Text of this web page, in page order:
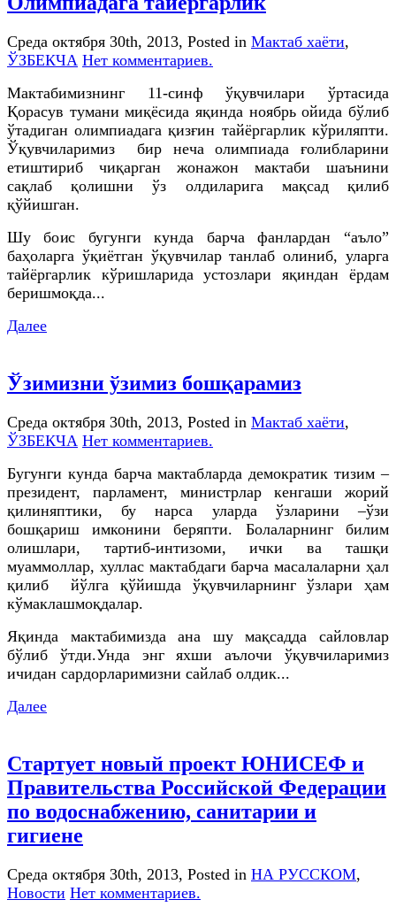
Среда октября 30th, 2013, Posted in Мактаб хаёти,
ЎЗБЕКЧА Нет комментариев.
Мактабимизнинг 11-синф ўқувчилари ўртасида
Қорасув тумани миқёсида яқинда ноябрь ойида бўлиб
ўтадиган олимпиадага қизғин тайёргарлик кўриляпти.
Ўқувчиларимиз бир неча олимпиада ғолибларини
етиштириб чиқарган жонажон мактаби шаънини
сақлаб қолишни ўз олдиларига мақсад қилиб
қўйишган.
Шу боис бугунги кунда барча фанлардан “аъло”
баҳоларга ўқиётган ўқувчилар танлаб олиниб, уларга
тайёргарлик кўришларида устозлари яқиндан ёрдам
беришмоқда...
Далее
Ўзимизни ўзимиз бошқарамиз
Среда октября 30th, 2013, Posted in Мактаб хаёти,
ЎЗБЕКЧА Нет комментариев.
Бугунги кунда барча мактабларда демократик тизим –
президент, парламент, министрлар кенгаши жорий
қилиняптики, бу нарса уларда ўзларини –ўзи
бошқариш имконини беряпти. Болаларнинг билим
олишлари, тартиб-интизоми, ички ва ташқи
муаммоллар, хуллас мактабдаги барча масалаларни ҳал
қилиб йўлга қўйишда ўқувчиларнинг ўзлари ҳам
кўмаклашмоқдалар.
Яқинда мактабимизда ана шу мақсадда сайловлар
бўлиб ўтди.Унда энг яхши аълочи ўқувчиларимиз
ичидан сардорларимизни сайлаб олдик...
Далее
Стартует новый проект ЮНИСЕФ и
Правительства Российской Федерации
по водоснабжению, санитарии и
гигиене
Среда октября 30th, 2013, Posted in НА РУССКОМ,
Новости Нет комментариев.